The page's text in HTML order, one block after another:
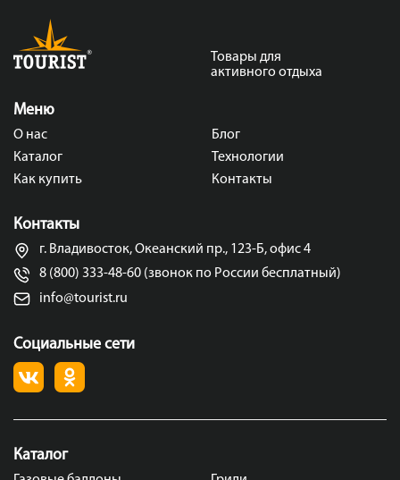
Товары для
активного отдыха
Меню
О нас
Каталог
Как купить
Блог
Технологии
Контакты
Контакты
г. Владивосток, Океанский пр., 123-Б, офис 4
8 (800) 333-48-60 (звонок по России бесплатный)
info@tourist.ru
Социальные сети
Каталог